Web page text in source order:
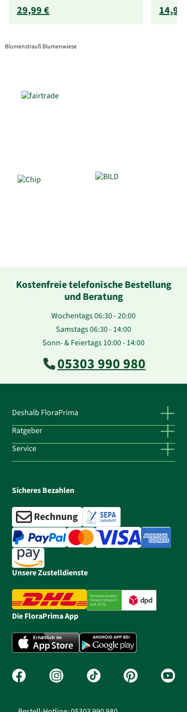
29,99 € 14,99 €
Blumenstrauß Blumenwiese
Kostenfreie telefonische Bestellung
und Beratung
Wochentags 06:30 - 20:00
Samstags 06:30 - 14:00
Sonn- & Feiertags 10:00 - 14:00
05303 990 980
Deshalb FloraPrima
Ratgeber
Service
Sicheres Bezahlen
Unsere Zustelldienste
Die FloraPrima App